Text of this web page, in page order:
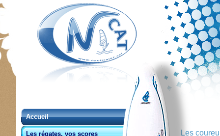
Accueil
Les régates, vos scores
Les